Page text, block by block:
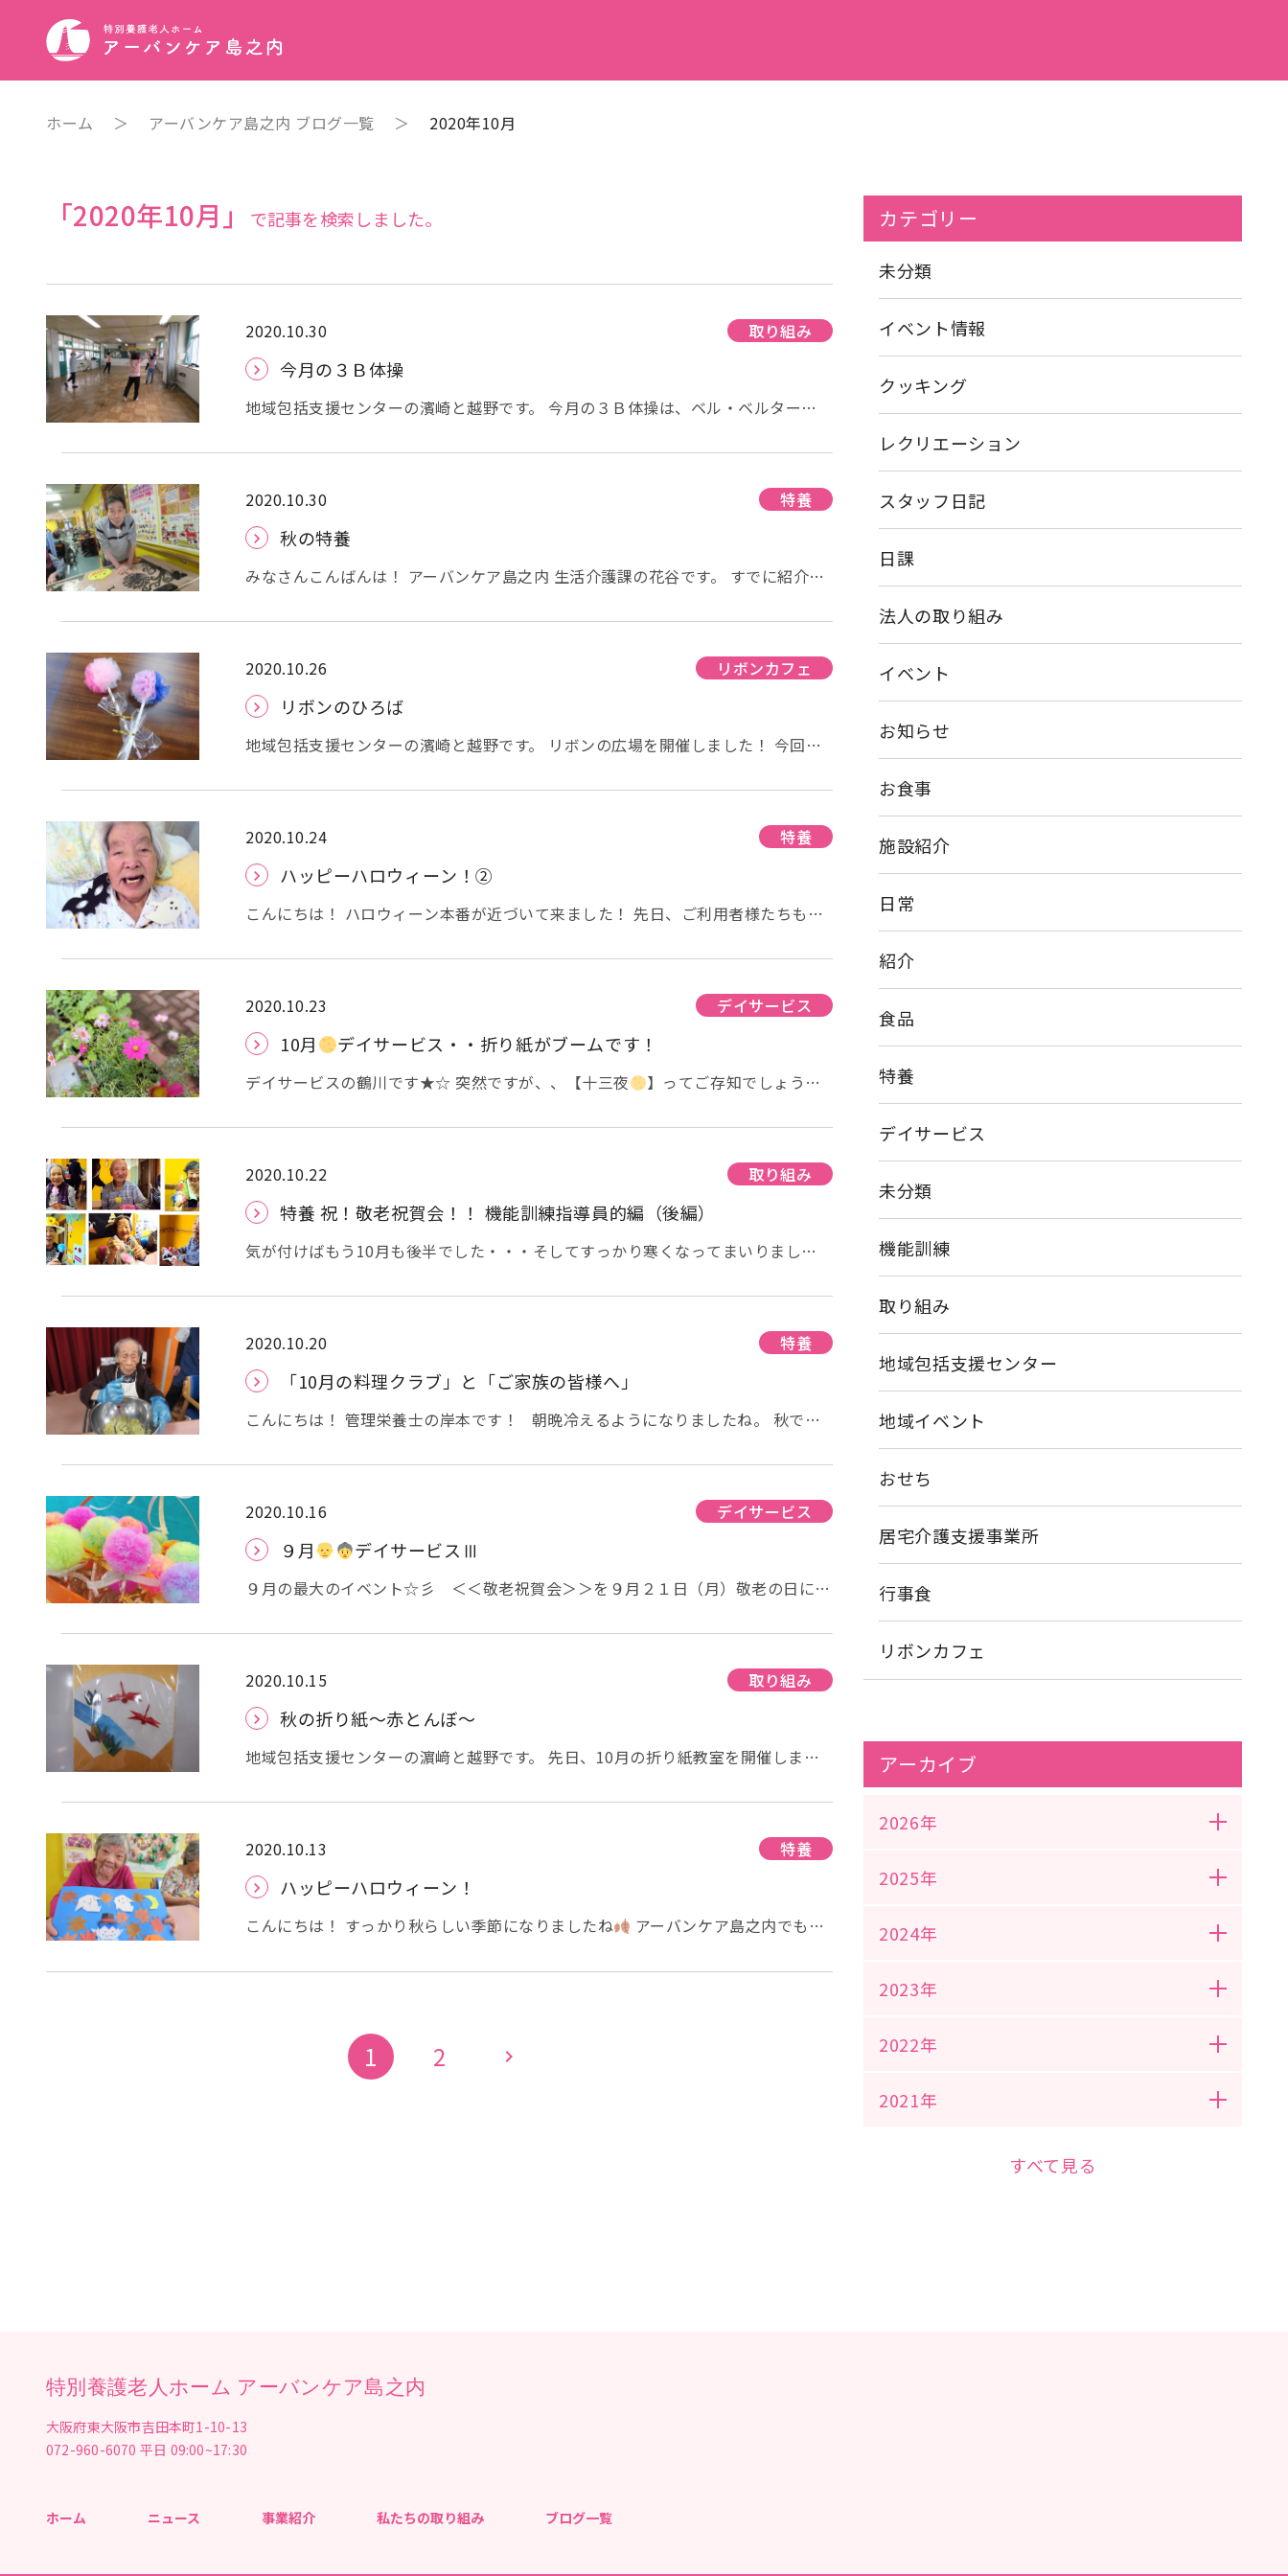
ホーム ＞ アーバンケア島之内 ブログ一覧 ＞ 2020年10月
「2020年10月」 で記事を検索しました。
2020.10.30 取り組み
今月の３Ｂ体操
地域包括支援センターの濱崎と越野です。 今月の３Ｂ体操は、ベル・ベルター・
定をし体調のチェック換気をしています！ 最初は脳トレと、ストレッチ！ ベル
身の筋力運動は以外にキツくて、私は汗が出てきたので上着を脱いで半そでになり
ました (*’▽’) で、間隔をあけて窓の方を向いて水分補給をしました。 このよう
な風景が当たり前になってきましたね。 ベルターを使ってみんなでダンスもしま
したよー 先月もダンスをしたので、みなさん揃っていて素敵でした (*^_^*) み
なさんから足首のストレッチを教えてほしいという声があったので、今回は特別に
トレッチをしようと思いました！ 先生、ありがとうございました。 そして参加し
てくださったみなさんありがとうございました。 来月もお待ちしております。
2020.10.30 特養
秋の特養
みなさんこんばんは！ アーバンケア島之内 生活介護課の花谷です。 すでに紹介さ
折り紙でどんぐりを作りました！ リスも作りました！ もうすぐハロウィンなので
事、クリスマスの飾りの準備中です！ 制作風景や記念撮影の様子など都度更新さ
2020.10.26 リボンカフェ
リボンのひろば
地域包括支援センターの濱崎と越野です。 リボンの広場を開催しました！ 今回の
せて頂きました。 指先を使うことは脳にとても良いので、チュールを使ってお花
ースが作り方の説明をしました。 チュールを三分の一に折り中心部分を縫って
いきます。 それをギューっと絞るとお花になります (*^_^*) 職員もお手伝いを
させていただきました。 お花を３つ作り、いよいよ完成に近づいてきました！
３つの花を束ねて筒に通して完成です！ 出来あがった作品を、みなさんで観賞し
ました！ どれもすてきな花束で、玄関に飾ると言ってくださる方もいました。 あ
2020.10.24 特養
ハッピーハロウィーン！②
こんにちは！ ハロウィーン本番が近づいて来ました！ 先日、ご利用者様たちもハ
ハッピーハロウィーン！ をご覧ください
） 仮装も忘れていませんよ
おばけ
（お菓子をくれなきゃいたずらするぞ！）」 可愛らしくポーズを決めて下さって
います
だきました
ハロウィーンとは関係ない写真もありますが、日常のお写真です
2020.10.23 デイサービス
10月 デイサービス・・折り紙がブームです！
デイサービスの鶴川です★☆ 突然ですが、、【十三夜
】ってご存知でしょう
な満月が見られましたね！！ 日本では昔から、同じ場所で十五夜と【十三夜】の
て忌まれていたからだそうです。
新事実！！ 私・・知りませんでしたΣ(ﾟ
Дﾟ) 今は、【十三夜】はあまり一般的ではないようで、十三夜の頃に月見団子を
販売してない和菓子屋もあるようです。月より団子の私としては、、非常に残念で
す。。(^▽^;) 今年の【十三夜】は、10月29日（木）
両方の月を愛でるのは、日
本独特の風情ある風習なので、ぜひ楽しんでみてください！！ ちなみに、、十五
そーいえば！ アーバンケアの昼食に、この間、『
栗ごはん』と『白身魚の丹波
しているそう
ですね。少しでも秋の味覚を感じたいですね〜〜(^^♪ 前置きが長くて、、すみま
す
ご夫婦でご利用されています(⋈◍＞◡＜◍)。✧♡ いつも仲睦まじく微笑ま
これは・・ご利用者様と、折り紙で作成した『コスモスです』！！！ とても綺
麗に出来上がりました〜〜 こちらも、折り紙で作った・・『きのこ
』（ ＾ω
＾）・・・です！！ 夢中になって作ってくださり、、こんなに沢山！出来上がり
ました〜〜！！ 個性豊かな・・(#^.^#) 表情をキノコに書いて下さって、、それ
がまた魅力的な可愛らしいキノコたちです！！ 続きまして・・折り紙シリー
ズ・・『とんぼ・紅葉・栗』 です！ ♬ とんぼのメガネは水色メガネ
・・
ぁ・・」と仰られながら、とっても上手に作っておられました！！ 折り紙シリー
之内の紅葉は一味も二味も違います (笑) 見て頂ければ、わかりますが、『色とり
どり
ンクもあります！ 『虹色
紅葉
歩行リハビリをしていただきながら、、ふと上を見上げていただき、早々と紅葉を
楽しんでいただいております( ´艸｀)
2020.10.22 取り組み
特養 祝！敬老祝賀会！！ 機能訓練指導員的編（後編）
気が付けばもう10月も後半でした・・・そしてすっかり寒くなってまいりまし
滞っておりまして。たくさんいいお写真がありますので、是非公開したいと思いま
ますが、なかなか難しいです
カメラ目線で「にこ～☆」((´∀｀*))もいいです
が、何かをしようと意欲的な表情、今回で言えば、お花を選んだり、お花をもらっ
た瞬間の表情を捉えたいと思い、頑張ってみました☆！ですが、私一人でこの瞬間
すべて捉えることにも限界があり・・・、ここからのお写真は現場のスタッフの力
も借りて、ご提供させていただきます。これがまたいい写真がありました☆★めっ
員オドロキ！！ ∑(ʘдʘ)!! お Σ(ʘωʘﾉ)ﾉえ わぉう(ﾟﾛﾟ屮)屮 はずかしそうに喜
ばれる表情。とっても素敵なお写真です。癒されます。 今回のイベントで嬉しかっ
たところ・・・職員がサプライズで、手作りのお花の飾りを用意し、皆さんにお配
いソーラン節を踊った職員の一人が、今回、利用者様に喜んでいただきたい一心
みんなで踊ってくれました。そんなシーンもフロアではございました。めちゃめち
ゃえぇ話です๐·°(৹˃ᗝ˂৹)°·๐ 私はその場にいなかったため、後でその話を聞きまし
た。Σ(･ω･ﾉ)ﾉ ﾎｪ！ 写真とりたかった・・・。 最後に、気温が冷えてまいりました
ので、利用者様の寒さ対策にも施設では気を付けております。今年は例年に比べ、
感染症予防のために換気も行っておりますので、更に注意しております。肌着や衣
類、防寒用品など、家族様にもご協力頂く事があるかと思いますが、宜しくお願い
へ」をご参照ください。 季節の変わり目です。皆様も風邪などひかないようお気
ください。＼(TT。)
2020.10.20 特養
「10月の料理クラブ」と「ご家族の皆様へ」
こんにちは！ 管理栄養士の岸本です！ 朝晩冷えるようになりましたね。 秋です
を作りました
さつま芋の皮をむき、軟らかくなるまで茹でます。 軟らかくなっ
丸めて、卵黄（ドリュール）を塗って、トースターで焼きました！ 皆さんには、
芋をつぶす作業と丸める作業をして頂きました！！ 自分で食べるのは、自分で丸
めて頂きました
とってもおいしくできたのですが、完成品の写真を撮り忘れま
した
申し訳ありません。 味見させていただきましたが、とってもおいしくでき
ました！ 見た目もおいしそうだったのですが、お見せできず残念です…。 来月こ
ざいます
最近さらに寒くなっており、レッグウォーマー、ひざ掛け、毛布、冬
また、ご持参いただけると大変助かりま
す。 今年は例年以上に換気を行っているため、暖房をつけていてもフロアや居室
ざ掛けをご検討ください。 足元の冷えが体調不良につながります。レッグウォー
がとうございます！！ 持ち物にお名前があることで、持ち物の紛失を防ぐことが
しかし、黒や紺といった色の濃い衣類の場
合、名前が見えづらく、すぐに見えなくなってしまい紛失やどなたのものかわから
ないといった事が起きてしまいます
ております が、職員で全員分の名札をつけることは到底難しいのです。 ご家族の
皆様にお願い申し上げます。 色の濃い衣類の時には、白の糸で刺繍をするか名札
業を行って下さることで、ご利用者様のレクリエーションの充実、生活の豊かさに
活、生活の充実を目指して頑張って参ります
2020.10.16 デイサービス
９月 デイサービスⅢ
９月の最大のイベント☆彡 ＜＜敬老祝賀会＞＞を９月２１日（月）敬老の日に開
ていただき、賞状と記念品をプレゼントさせていただきました！！！ 当日、ご利
2020.10.15
取り組み
秋の折り紙～赤とんぼ～
地域包括支援センターの濵﨑と越野です。 先日、10月の折り紙教室を開催しまし
た。 次に、赤とんぼです。 折り紙一枚で折る赤とんぼは思った以上に難しく、
ですが、なんとか完成。 最後に川辺に生えている草を折りました。 折り紙一枚で
折る草は立体的で、雰囲気が出て素敵です。 全て折り終わり、色紙に貼りつけて
いきます。 全体のバランスを見ながら、貼る場所を決めておられました。 「赤
とんぼ」が完成しました！！ 今回の作品は少し難しかったようですが、完成する
とその分喜びも大きいです。 ご参加頂きありがとうございました。 次回のテーマ
2020.10.13 特養
ハッピーハロウィーン！
こんにちは！ すっかり秋らしい季節になりましたね
アーバンケア島之内でも秋
空と秋の風を感じられたようです
太陽の光を浴びて元気いっぱい！ 10月の行
前夜祭なんだそうです。 秋の収穫をお祝いし、先祖の霊をお迎えするとともに、
悪霊を追い払う・・・ 日本のお盆とお月見を同時に行う行事のようなもののよう
ですね。 10年ほど前までは、日本ではあまり馴染みのなかった行事ですが、最近
す・・・！！ 秋には、紅葉も楽しみの一つです。 紅葉狩りの準備も進めている
1 2 chevron_right
カテゴリー
未分類
イベント情報
クッキング
レクリエーション
スタッフ日記
日課
法人の取り組み
イベント
お知らせ
お食事
施設紹介
日常
紹介
食品
特養
デイサービス
未分類
機能訓練
取り組み
地域包括支援センター
地域イベント
おせち
居宅介護支援事業所
行事食
リボンカフェ
アーカイブ
2026年
2025年
2024年
2023年
2022年
2021年
すべて見る
特別養護老人ホーム アーバンケア島之内
大阪府東大阪市吉田本町1-10-13
072-960-6070 平日 09:00~17:30
ホーム ニュース 事業紹介 私たちの取り組み ブログ一覧